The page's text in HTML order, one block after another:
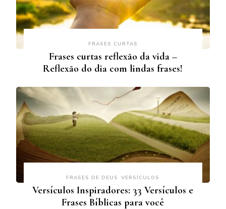
FRASES CURTAS
Frases curtas reflexão da vida –
Reflexão do dia com lindas frases!
FRASES DE DEUS VERSÍCULOS
Versículos Inspiradores: 33 Versículos e
Frases Bíblicas para você